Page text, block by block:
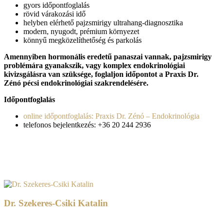
gyors időpontfoglalás
rövid várakozási idő
helyben elérhető pajzsmirigy ultrahang-diagnosztika
modern, nyugodt, prémium környezet
könnyű megközelíthetőség és parkolás
Amennyiben hormonális eredetű panaszai vannak, pajzsmirigy
problémára gyanakszik, vagy komplex endokrinológiai
kivizsgálásra van szüksége, foglaljon időpontot a Praxis Dr.
Zénó pécsi endokrinológiai szakrendelésére.
Időpontfoglalás
online időpontfoglalás: Praxis Dr. Zénó – Endokrinológia
telefonos bejelentkezés: +36 20 244 2936
Dr. Szekeres-Csiki Katalin